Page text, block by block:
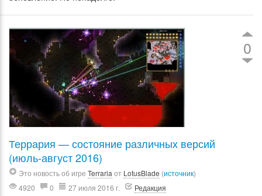
0
Террария — состояние различных версий
(июль-август 2016)
Это новость об игре Terraria от LotusBlade (источник)
4920
0 27 июля 2016 г. Редакция